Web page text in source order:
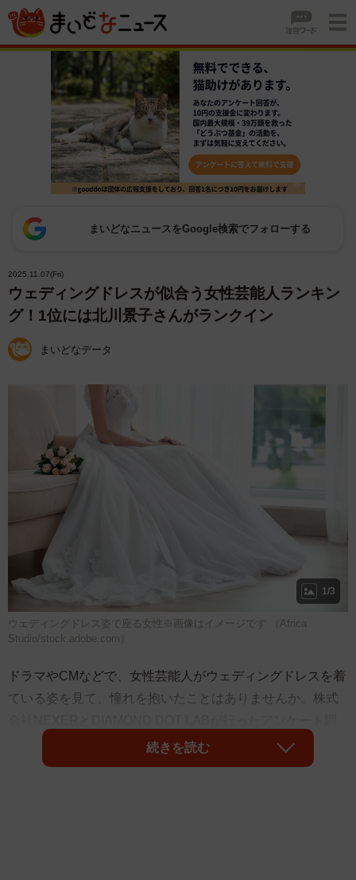
まいどなニュースをGoogle検索でフォローする
2025.11.07(Fri)
ウェディングドレスが似合う女性芸能人ランキン
グ！1位には北川景子さんがランクイン
まいどなデータ
1/3
ウェディングドレス姿で座る女性※画像はイメージです （Africa
Studio/stock.adobe.com）
ドラマやCMなどで、女性芸能人がウェディングドレスを着
ている姿を見て、憧れを抱いたことはありませんか。株式
査で、回答者の97人が「北川景子」を選び、1位となったこ
とがわかりました。
続きを読む